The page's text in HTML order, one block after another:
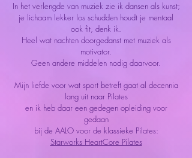
In het verlengde van muziek zie ik dansen als kunst;
je lichaam lekker los schudden houdt je mentaal
ook fit, denk ik.
Heel wat nachten doorgedanst met muziek als
motivator.
Geen andere middelen nodig daarvoor.
Mijn liefde voor wat sport betreft gaat al decennia
lang uit naar Pilates
en ik heb daar een gedegen opleiding voor
gedaan
bij de AALO voor de klassieke Pilates:
Starworks HeartCore Pilates